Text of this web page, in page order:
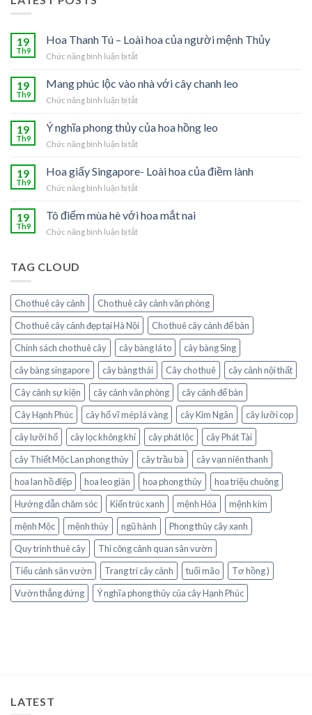
19
Th9
Hoa Thanh Tú – Loài hoa của người mệnh Thủy
Chức năng bình luận bị tắt
Thanh
hoa
Thủy
19
Th9
Mang phúc lộc vào nhà với cây chanh leo
Chức năng bình luận bị tắt
phúc
với
19
Th9
Ý nghĩa phong thủy của hoa hồng leo
Chức năng bình luận bị tắt
nghĩa
hoa
19
Th9
Hoa giấy Singapore- Loài hoa của điềm lành
Chức năng bình luận bị tắt
giấy
19
Th9
Tô điểm mùa hè với hoa mắt nai
Chức năng bình luận bị tắt
hoa
mắt
nai
TAG CLOUD
Cho thuê cây cảnh
Cho thuê cây cảnh văn phòng
Cho thuê cây cảnh đẹp tại Hà Nội
Cho thuê cây cảnh để bàn
Chính sách cho thuê cây
cây bàng lá to
cây bàng Sing
cây bàng singapore
cây bàng thái Cây cho thuê
cây cảnh nội thất
Cây cảnh sự kiện
cây cảnh văn phòng
cây cảnh để bàn
Cây Hạnh Phúc
cây hổ vĩ mép lá vàng cây Kim Ngân
cây lưỡi cọp
cây lưỡi hổ
cây lọc không khí cây phát lộc
cây Phát Tài
cây Thiết Mộc Lan phong thủy
cây trầu bà
cây vạn niên thanh
hoa lan hồ điệp
hoa leo giàn hoa phong thủy
hoa triệu chuông
Hướng dẫn chăm sóc
Kiến trúc xanh mệnh Hỏa
mệnh kim
mệnh Mộc
mệnh thủy ngũ hành
Phong thủy cây xanh
Quy trình thuê cây
Thi công cảnh quan sân vườn
Tiểu cảnh sân vườn
Trang trí cây cảnh tuổi mão
Tơ hồng )
Vườn thẳng đứng
Ý nghĩa phong thủy của cây Hạnh Phúc
LATEST